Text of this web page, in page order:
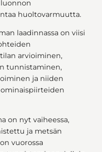
huoltovarmuutta.
laadinnassa on viisi
arvioiminen,
tunnistaminen,
ja niiden
on nyt vaiheessa,
ja metsän
vuorossa